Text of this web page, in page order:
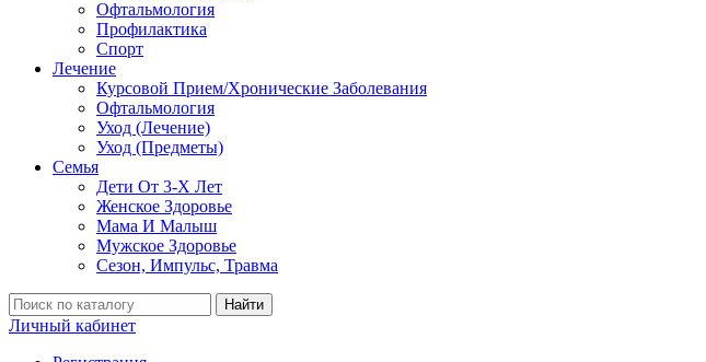
Офтальмология
Профилактика
Спорт
Лечение
Курсовой Прием/Хронические Заболевания
Офтальмология
Уход (Лечение)
Уход (Предметы)
Семья
Дети От 3-Х Лет
Женское Здоровье
Мама И Малыш
Мужское Здоровье
Сезон, Импульс, Травма
Найти
Личный кабинет